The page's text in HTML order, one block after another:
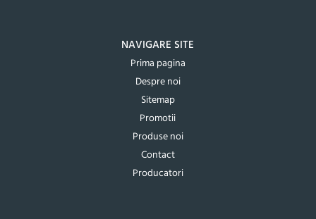
NAVIGARE SITE
Prima pagina
Despre noi
Sitemap
Promotii
Produse noi
Contact
Producatori